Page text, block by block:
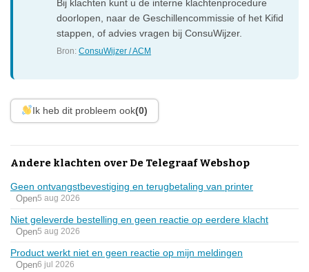
Bij klachten kunt u de interne klachtenprocedure
doorlopen, naar de Geschillencommissie of het Kifid
stappen, of advies vragen bij ConsuWijzer.
Bron:ConsuWijzer / ACM
Ik heb dit probleem ook(0)
Andere klachten over De Telegraaf Webshop
Geen ontvangstbevestiging en terugbetaling van printer
Open5 aug 2026
Niet geleverde bestelling en geen reactie op eerdere klacht
Open5 aug 2026
Product werkt niet en geen reactie op mijn meldingen
Open6 jul 2026